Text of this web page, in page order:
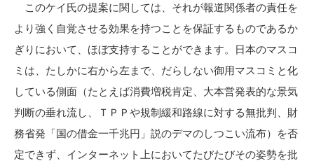
このケイ氏の提案に関しては、それが報道関係者の責任を
より強く自覚させる効果を持つことを保証するものであるか
ぎりにおいて、ほぼ支持することができます。日本のマスコ
ミは、たしかに右から左まで、だらしない御用マスコミと化
している側面（たとえば消費増税肯定、大本営発表的な景気
判断の垂れ流し、ＴＰＰや規制緩和路線に対する無批判、財
務省発「国の借金一千兆円」説のデマのしつこい流布）を否
定できず、インターネット上においてたびたびその姿勢を批